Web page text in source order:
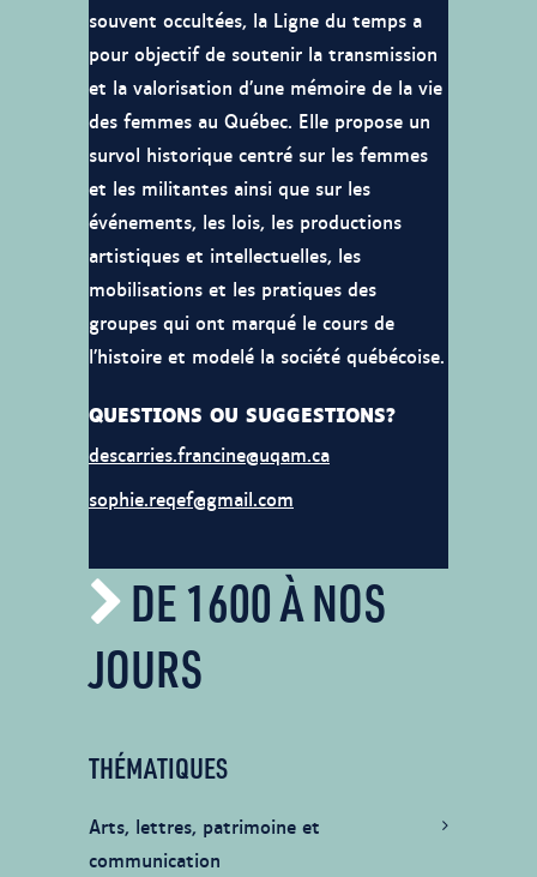
souvent occultées, la Ligne du temps a
pour objectif de soutenir la transmission
et la valorisation d’une mémoire de la vie
des femmes au Québec. Elle propose un
survol historique centré sur les femmes
et les militantes ainsi que sur les
événements, les lois, les productions
artistiques et intellectuelles, les
mobilisations et les pratiques des
groupes qui ont marqué le cours de
l’histoire et modelé la société québécoise.
QUESTIONS OU SUGGESTIONS?
descarries.francine@uqam.ca
sophie.reqef@gmail.com
DE 1600 À NOS
JOURS
THÉMATIQUES
Arts, lettres, patrimoine et
communication